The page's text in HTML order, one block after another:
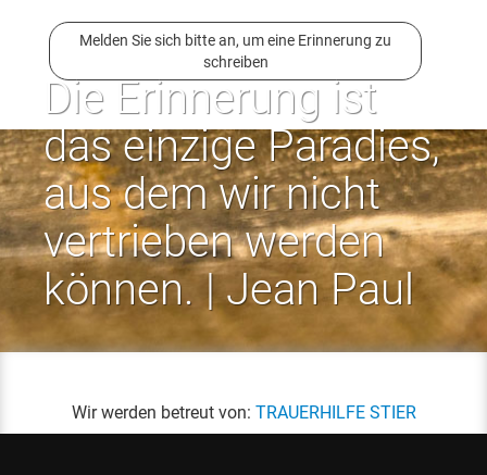
Melden Sie sich bitte an, um eine Erinnerung zu
schreiben
Die Erinnerung ist
das einzige Paradies,
aus dem wir nicht
vertrieben werden
können. | Jean Paul
Wir werden betreut von: TRAUERHILFE STIER